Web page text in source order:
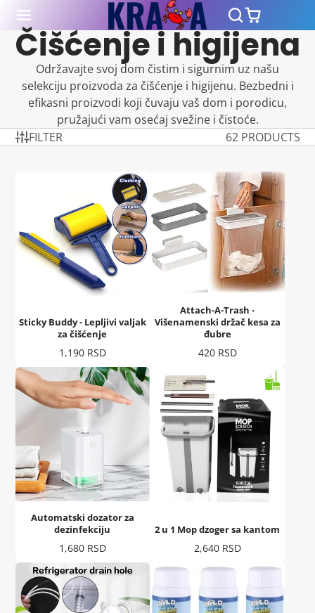
Čišćenje i higijena
Održavajte svoj dom čistim i sigurnim uz našu
selekciju proizvoda za čišćenje i higijenu. Bezbedni i
efikasni proizvodi koji čuvaju vaš dom i porodicu,
pružajući vam osećaj svežine i čistoće.
FILTER
62 PRODUCTS
Sticky Buddy - Lepljivi valjak
za čišćenje
Cena
1,190 RSD
Attach-A-Trash -
Višenamenski držač kesa za
đubre
Cena
420 RSD
Automatski dozator za
dezinfekciju
Cena
1,680 RSD
2 u 1 Mop dzoger sa kantom
Cena
2,640 RSD